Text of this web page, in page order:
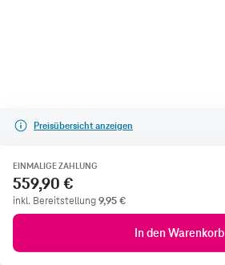
Preisübersicht anzeigen
EINMALIGE ZAHLUNG
559,90 €
inkl. Bereitstellung9,95€
In den Warenkorb